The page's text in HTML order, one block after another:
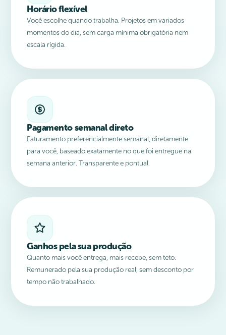
Horário flexível
Você escolhe quando trabalha. Projetos em variados
momentos do dia, sem carga mínima obrigatória nem
escala rígida.
Pagamento semanal direto
Faturamento preferencialmente semanal, diretamente
para você, baseado exatamente no que foi entregue na
semana anterior. Transparente e pontual.
Ganhos pela sua produção
Quanto mais você entrega, mais recebe, sem teto.
Remunerado pela sua produção real, sem desconto por
tempo não trabalhado.